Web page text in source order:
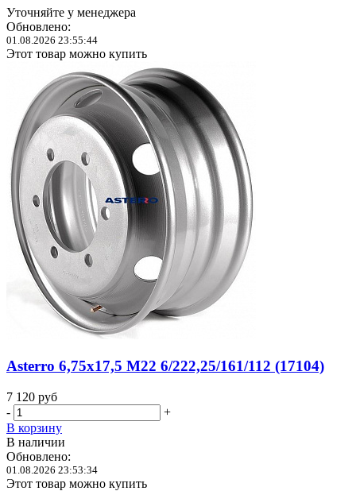
Уточняйте у менеджера
Обновлено:
01.08.2026 23:55:44
Этот товар можно купить
Asterro 6,75x17,5 M22 6/222,25/161/112 (17104)
7 120 руб
-
+
В корзину
В наличии
Обновлено:
01.08.2026 23:53:34
Этот товар можно купить